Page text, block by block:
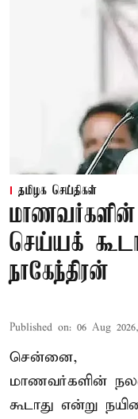
தமிழக செய்திகள்
மாணவர்களின்
செய்யக்
நாகேந்திரன்
Published on: 06 Aug
சென்னை,
மாணவர்களின்
கூடாது என்று